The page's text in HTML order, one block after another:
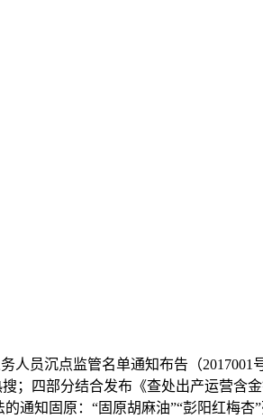
沉点监管名单通知布告（2017001
四部分结合发布《查处出产运营含
知固原：“固原胡麻油”“彭阳红梅